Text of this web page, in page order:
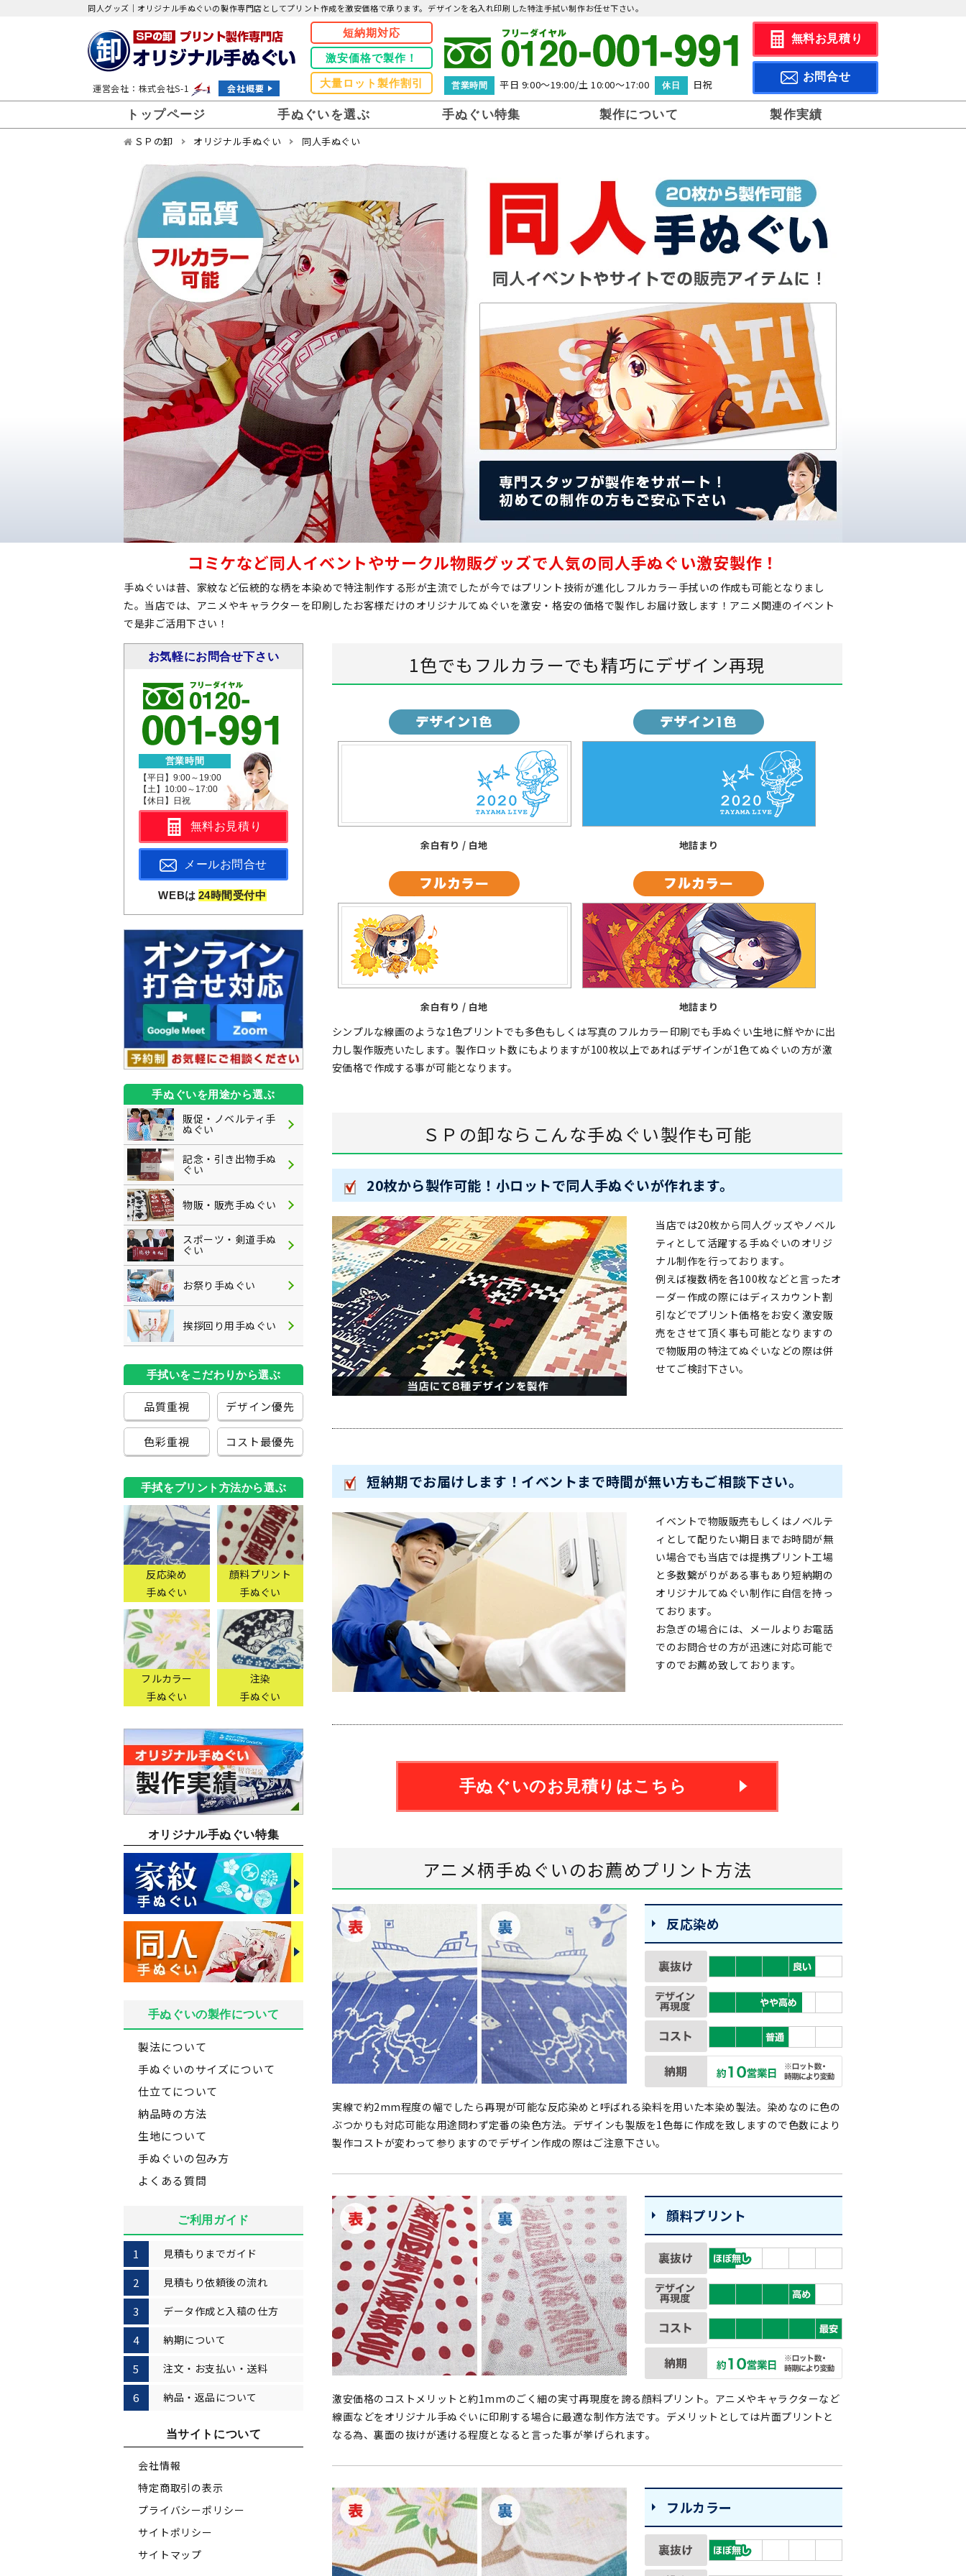
同人グッズ｜オリジナル手ぬぐいの製作専門店としてプリント作成を激安価格で承ります。デザインを名入れ印刷した特注手拭い制作お任せ下さい。
運営会社：株式会社S-1 会社概要
短納期対応
激安価格で製作！
大量ロット製作割引 営業時間 平日 9:00～19:00/土 10:00～17:00 休日 日祝
無料お見積り
お問合せ
トップページ 手ぬぐいを選ぶ
販促・ノベルティ手ぬぐい
記念・引き出物手ぬぐい
物販・販売手ぬぐい
お祭り手ぬぐい
挨拶回り手ぬぐい
品質重視
デザイン優先
色彩重視
コスト最優先
製法について
反応染め手ぬぐい
顔料プリント手ぬぐい
フルカラー手ぬぐい
注染手ぬぐい
手ぬぐい特集
家紋手ぬぐい
製作について
納品時の方法
生地について
手ぬぐいの包み方
よくある質問
製作実績
ＳＰの卸
オリジナル手ぬぐい 同人手ぬぐい
コミケなど同人イベントやサークル物販グッズで人気の同人手ぬぐい激安製作！
手ぬぐいは昔、家紋など伝統的な柄を本染めで特注制作する形が主流でしたが今ではプリント技術が進化しフルカラー手拭いの作成も可能となりまし
た。当店では、アニメやキャラクターを印刷したお客様だけのオリジナルてぬぐいを激安・格安の価格で製作しお届け致します！アニメ関連のイベント
で是非ご活用下さい！
1色でもフルカラーでも精巧にデザイン再現
余白有り / 白地 地詰まり
余白有り / 白地 地詰まり
シンプルな線画のような1色プリントでも多色もしくは写真のフルカラー印刷でも手ぬぐい生地に鮮やかに出
力し製作販売いたします。製作ロット数にもよりますが100枚以上であればデザインが1色てぬぐいの方が激
安価格で作成する事が可能となります。
ＳＰの卸ならこんな手ぬぐい製作も可能
20枚から製作可能！小ロットで同人手ぬぐいが作れます。
当店では20枚から同人グッズやノベル
ティとして活躍する手ぬぐいのオリジ
ナル制作を行っております。
例えば複数柄を各100枚などと言ったオ
ーダー作成の際にはディスカウント割
引などでプリント価格をお安く激安販
売をさせて頂く事も可能となりますの
で物販用の特注てぬぐいなどの際は併
せてご検討下さい。
短納期でお届けします！イベントまで時間が無い方もご相談下さい。
イベントで物販販売もしくはノベルテ
ィとして配りたい期日までお時間が無
い場合でも当店では提携プリント工場
と多数繋がりがある事もあり短納期の
オリジナルてぬぐい制作に自信を持っ
ております。
お急ぎの場合には、メールよりお電話
でのお問合せの方が迅速に対応可能で
すのでお薦め致しております。
手ぬぐいのお見積りはこちら
アニメ柄手ぬぐいのお薦めプリント方法
反応染め
実線で約2mm程度の幅でしたら再現が可能な反応染めと呼ばれる染料を用いた本染め製法。染めなのに色の
ぶつかりも対応可能な用途問わず定番の染色方法。デザインも製版を1色毎に作成を致しますので色数により
製作コストが変わって参りますのでデザイン作成の際はご注意下さい。
顔料プリント
激安価格のコストメリットと約1mmのごく細の実寸再現度を誇る顔料プリント。アニメやキャラクターなど
線画などをオリジナル手ぬぐいに印刷する場合に最適な制作方法です。デメリットとしては片面プリントと
なる為、裏面の抜けが透ける程度となると言った事が挙げられます。
フルカラー
お気軽にお問合せ下さい
営業時間
【平日】9:00～19:00
【土】10:00～17:00
【休日】日祝
無料お見積り
メールお問合せ
WEBは 24時間受付中
手ぬぐいを用途から選ぶ
販促・ノベルティ手
ぬぐい
記念・引き出物手ぬ
ぐい
物販・販売手ぬぐい
スポーツ・剣道手ぬ
ぐい
お祭り手ぬぐい
挨拶回り用手ぬぐい
手拭いをこだわりから選ぶ
品質重視 デザイン優先
色彩重視 コスト最優先
手拭をプリント方法から選ぶ
反応染め
手ぬぐい
顔料プリント
手ぬぐい
フルカラー
手ぬぐい
注染
手ぬぐい
オリジナル手ぬぐい特集
手ぬぐいの製作について
製法について
手ぬぐいのサイズについて
仕立てについて
納品時の方法
生地について
手ぬぐいの包み方
よくある質問
ご利用ガイド
見積もりまでガイド
見積もり依頼後の流れ
データ作成と入稿の仕方
納期について
注文・お支払い・送料
納品・返品について
当サイトについて
会社情報
特定商取引の表示
プライバシーポリシー
サイトポリシー
サイトマップ